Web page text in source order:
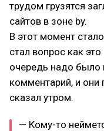
трудом грузятся
сайтов в зоне by.
В этот момент
стал вопрос как
очередь надо было
комментарий, и они
сказал утром.
— Кому-то